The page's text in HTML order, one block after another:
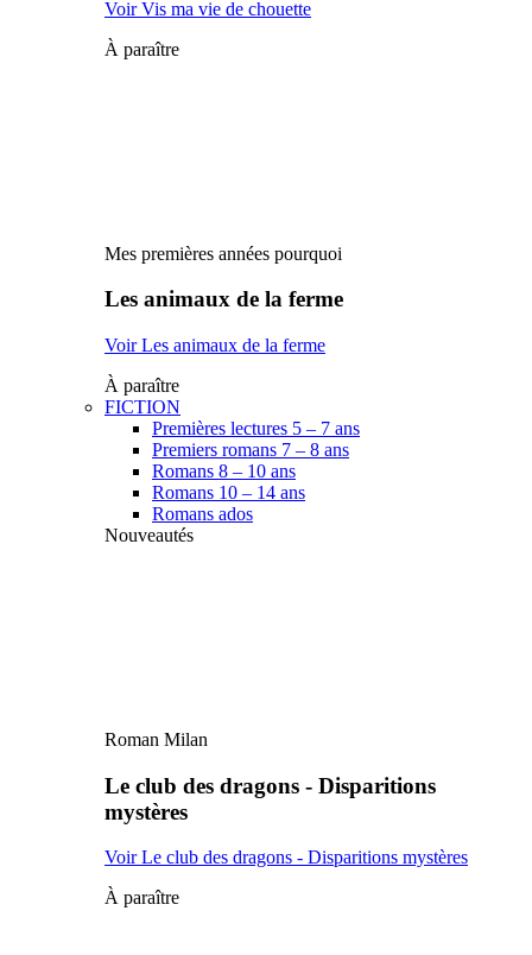
Voir Vis ma vie de chouette
À paraître
Mes premières années pourquoi
Les animaux de la ferme
Voir Les animaux de la ferme
À paraître
FICTION
Premières lectures 5 – 7 ans
Premiers romans 7 – 8 ans
Romans 8 – 10 ans
Romans 10 – 14 ans
Romans ados
Nouveautés
Roman Milan
Le club des dragons - Disparitions
mystères
Voir Le club des dragons - Disparitions mystères
À paraître